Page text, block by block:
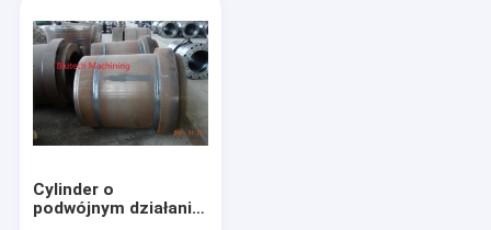
Cylinder o
podwójnym działaniu